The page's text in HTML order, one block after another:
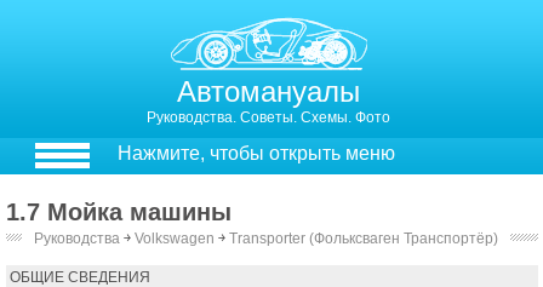
Автомануалы
Руководства. Советы. Схемы. Фото
Нажмите, чтобы открыть меню
1.7 Мойка машины
Руководства ￫ Volkswagen ￫ Transporter (Фольксваген Транспортёр)
ОБЩИЕ СВЕДЕНИЯ